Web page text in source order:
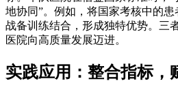
地协同”。例如，将国家考核中的
战备训练结合，形成独特优势。三
医院向高质量发展迈进。
实践应用：整合指标，